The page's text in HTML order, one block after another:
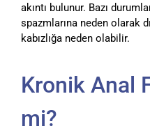
akıntı bulunur. Bazı
spazmlarına neden olarak
kabızlığa neden olabilir.
Kronik Anal
mi?